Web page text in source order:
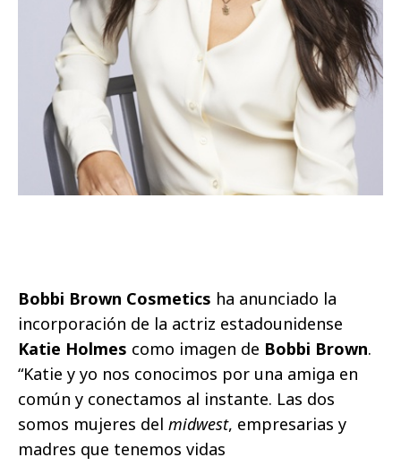
Bobbi Brown Cosmetics ha anunciado la
incorporación de la actriz estadounidense
Katie Holmes como imagen de Bobbi Brown.
“Katie y yo nos conocimos por una amiga en
común y conectamos al instante. Las dos
somos mujeres del midwest, empresarias y
madres que tenemos vidas